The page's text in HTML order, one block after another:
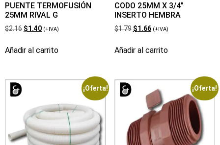
PUENTE TERMOFUSIÓN
25MM RIVAL G
$2.16 $1.40 (+IVA)
Añadir al carrito
CODO 25MM X 3/4″
INSERTO HEMBRA
$1.79 $1.66 (+IVA)
Añadir al carrito
¡Oferta! ¡Oferta!